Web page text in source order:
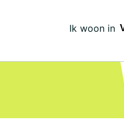
Ik woon in